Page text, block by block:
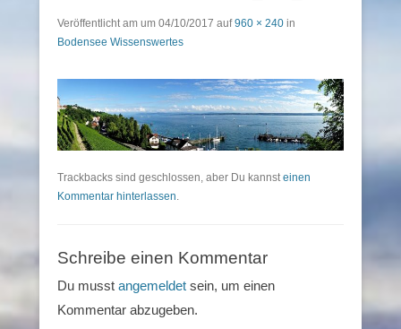
Veröffentlicht am um 04/10/2017 auf960 × 240 in
Bodensee Wissenswertes
Trackbacks sind geschlossen, aber Du kannsteinen
Kommentar hinterlassen.
Schreibe einen Kommentar
Du musst angemeldet sein, um einen
Kommentar abzugeben.